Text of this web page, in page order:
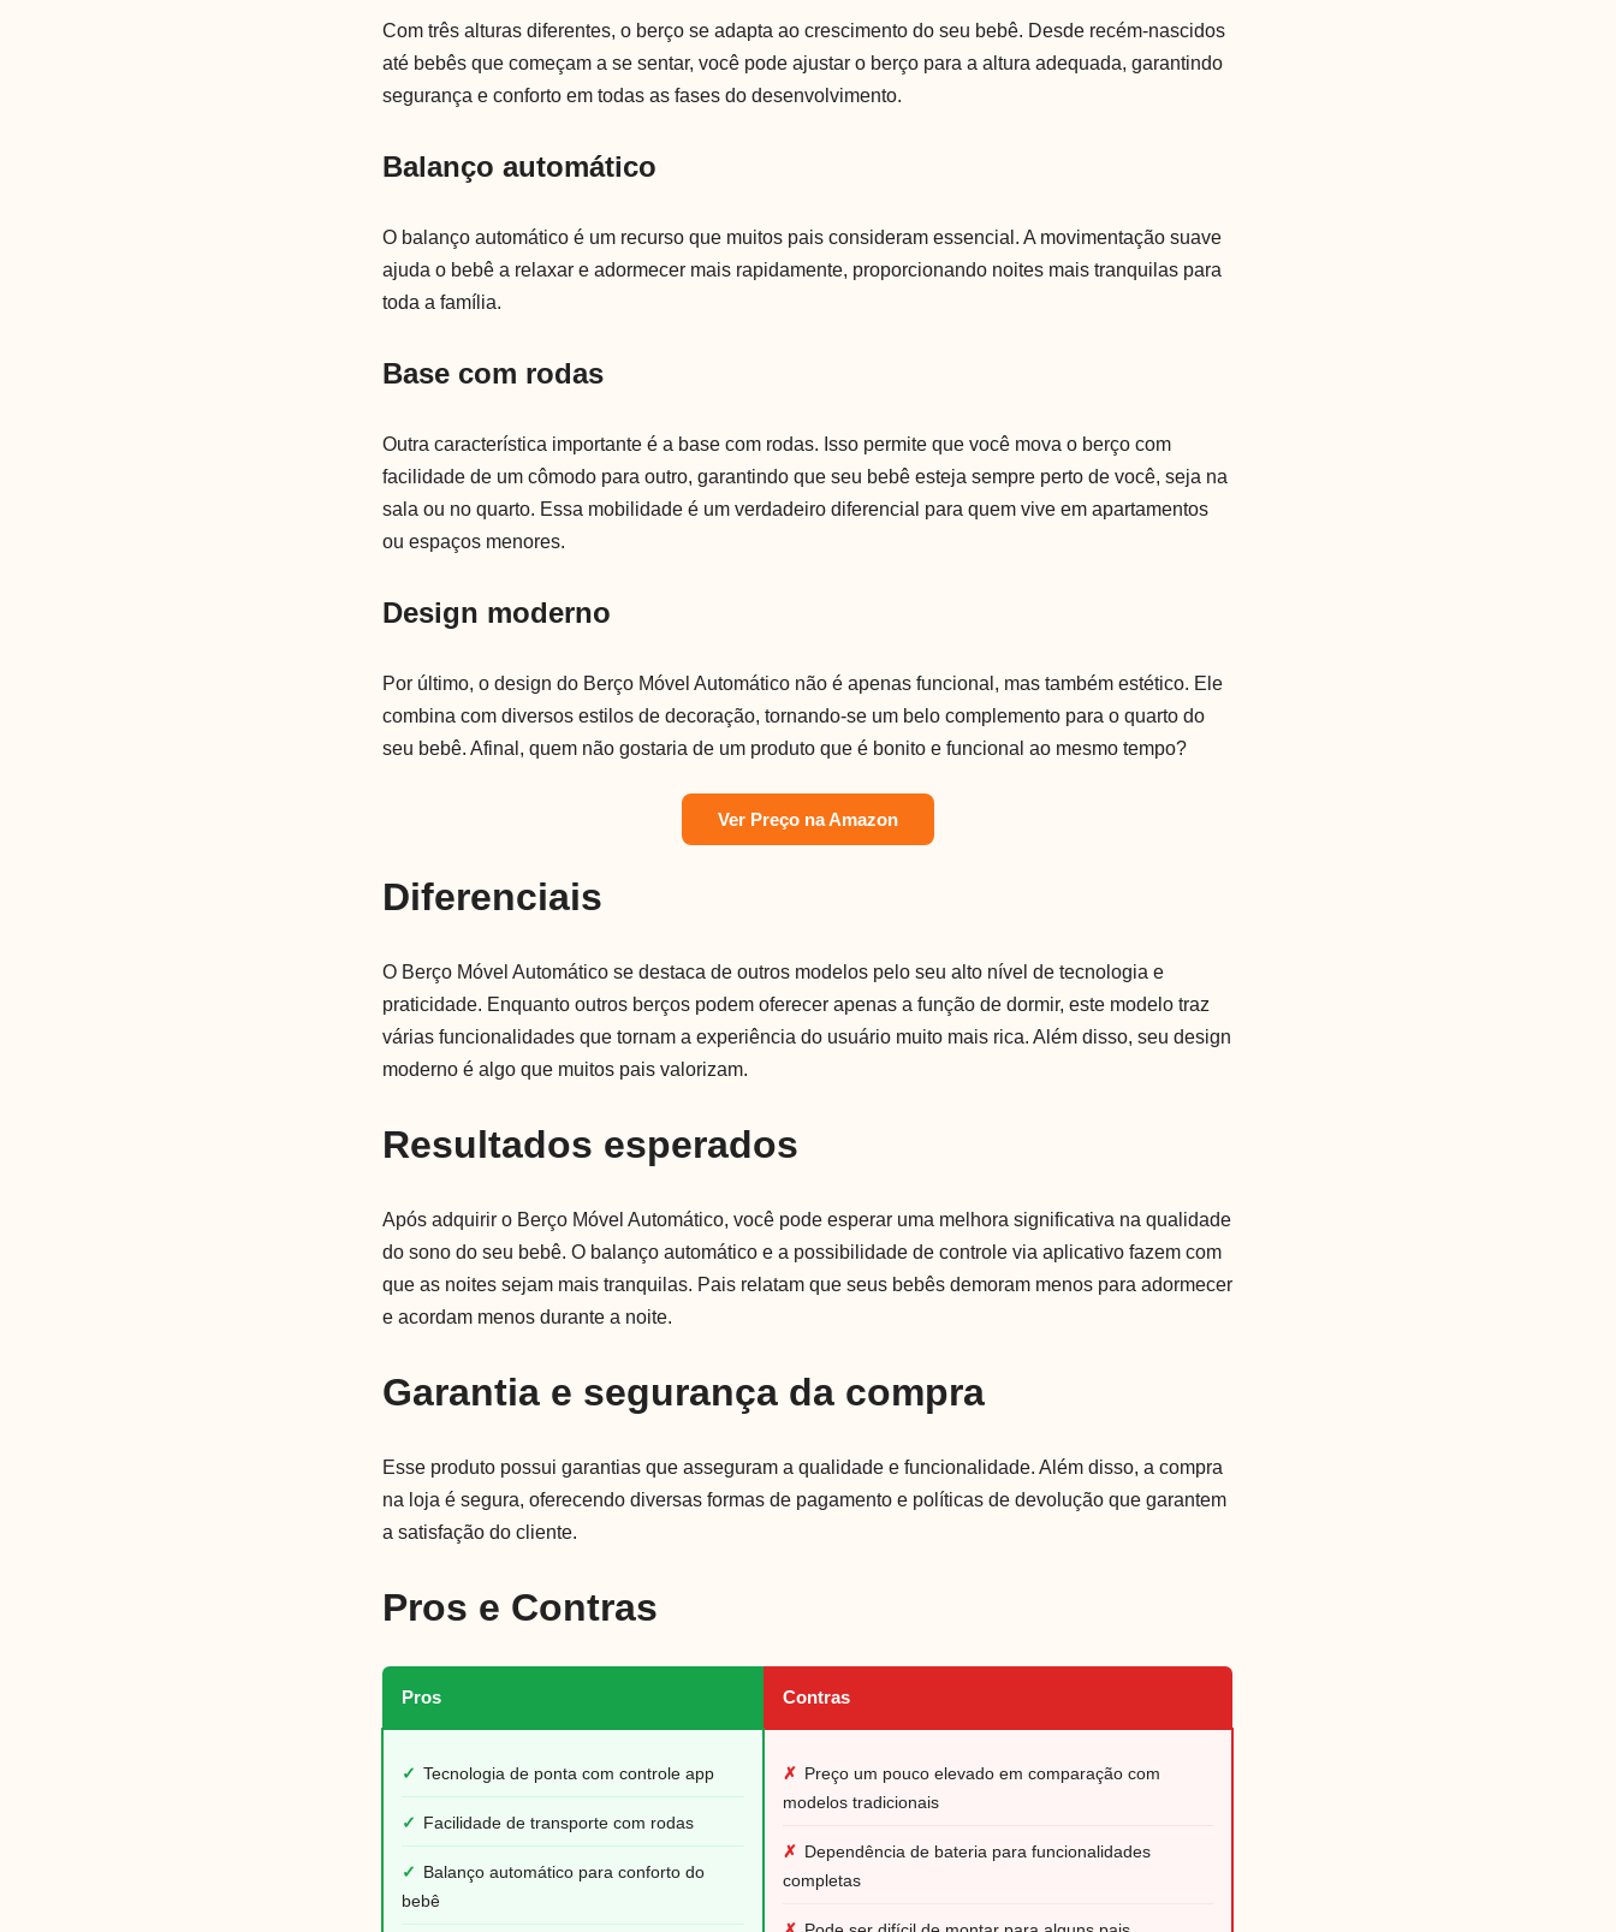
Com três alturas diferentes, o berço se adapta ao crescimento do seu bebê. Desde recém-nascidos
até bebês que começam a se sentar, você pode ajustar o berço para a altura adequada, garantindo
segurança e conforto em todas as fases do desenvolvimento.
Balanço automático
O balanço automático é um recurso que muitos pais consideram essencial. A movimentação suave
ajuda o bebê a relaxar e adormecer mais rapidamente, proporcionando noites mais tranquilas para
toda a família.
Base com rodas
Outra característica importante é a base com rodas. Isso permite que você mova o berço com
facilidade de um cômodo para outro, garantindo que seu bebê esteja sempre perto de você, seja na
sala ou no quarto. Essa mobilidade é um verdadeiro diferencial para quem vive em apartamentos
ou espaços menores.
Design moderno
Por último, o design do Berço Móvel Automático não é apenas funcional, mas também estético. Ele
combina com diversos estilos de decoração, tornando-se um belo complemento para o quarto do
seu bebê. Afinal, quem não gostaria de um produto que é bonito e funcional ao mesmo tempo?
Ver Preço na Amazon
Diferenciais
O Berço Móvel Automático se destaca de outros modelos pelo seu alto nível de tecnologia e
praticidade. Enquanto outros berços podem oferecer apenas a função de dormir, este modelo traz
várias funcionalidades que tornam a experiência do usuário muito mais rica. Além disso, seu design
moderno é algo que muitos pais valorizam.
Resultados esperados
Após adquirir o Berço Móvel Automático, você pode esperar uma melhora significativa na qualidade
do sono do seu bebê. O balanço automático e a possibilidade de controle via aplicativo fazem com
que as noites sejam mais tranquilas. Pais relatam que seus bebês demoram menos para adormecer
e acordam menos durante a noite.
Garantia e segurança da compra
Esse produto possui garantias que asseguram a qualidade e funcionalidade. Além disso, a compra
na loja é segura, oferecendo diversas formas de pagamento e políticas de devolução que garantem
a satisfação do cliente.
Pros e Contras
Pros Contras
✓ Tecnologia de ponta com controle app
✓ Facilidade de transporte com rodas
✓ Balanço automático para conforto do
bebê
✗ Preço um pouco elevado em comparação com
modelos tradicionais
✗ Dependência de bateria para funcionalidades
completas